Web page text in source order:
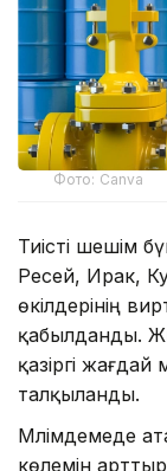
Фото: Canva
Тиісті шешім
Ресей, Ирак,
өкілдерінің
қабылданды.
қазіргі
талқыланды.
Мәлімдемеде
көлемін